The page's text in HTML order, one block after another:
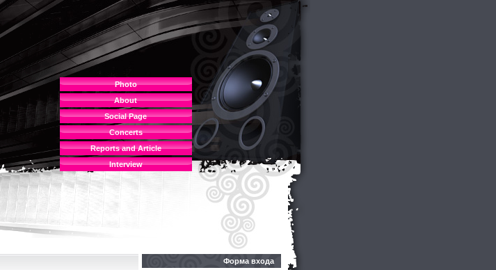
Photo
About
Social Page
Concerts
Reports and Article
Interview
Форма входа